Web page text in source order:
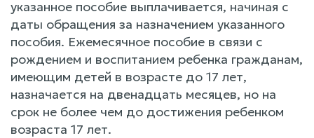
указанное пособие выплачивается, начиная с
даты обращения за назначением указанного
пособия. Ежемесячное пособие в связи с
рождением и воспитанием ребенка гражданам,
имеющим детей в возрасте до 17 лет,
назначается на двенадцать месяцев, но на
срок не более чем до достижения ребенком
возраста 17 лет.